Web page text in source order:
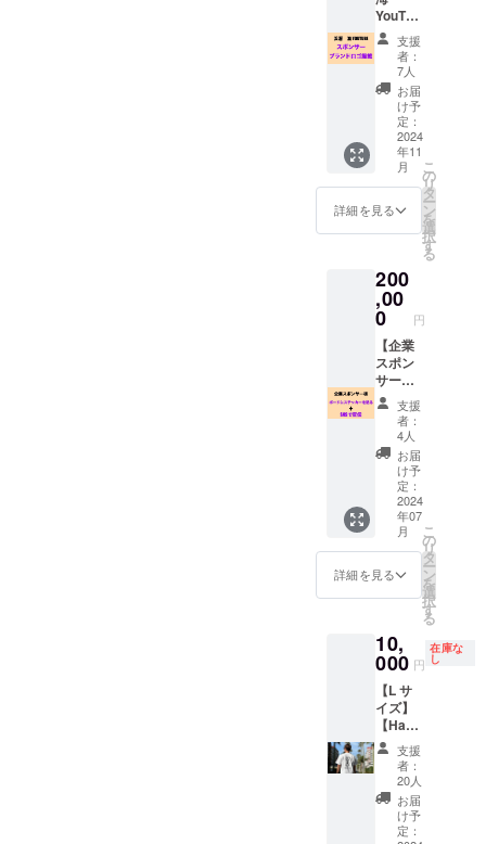
す！
futures
boxのみ
となっ
てま
す！
Logoは
黒で
す！ サ
イズは
１サイ
ズのみ
YouTub
e スポ
ン
サー
ロゴ掲
載プラ
ン】 浜
瀬海
Youtub
eスポン
サー！
Youtub
eの映像
(1本)の
企業様
のブラ
ンドロ
ゴをお
入れい
たしま
す。
支援
者：
7人
お届
け予
定：
2024
年11
月
詳細を見る
こ
の
リ
タ
ー
ン
を
選
択
す
る
200
,00
0 円
【企業
スポン
サー様
サーフ
ボード
にス
テッ
カーを
貼る＋
SNSで
の宣伝
プラ
ン】
WLT期
間中、
自分が
使用す
るサー
フボー
ドに企
業スポ
ンサー
様のス
テッ
カーを
貼らさ
せて頂
きま
支援
者：
4人
お届
け予
定：
2024
年07
月
詳細を見る
こ
の
リ
タ
ー
ン
を
選
択
す
る
10,
000 円
在庫な
し
【L サ
イズ】
【Ham
akaifin×
Billabo
ng オリ
ジナ
ル T
シャツ
支援
者：
20人
お届
け予
定：